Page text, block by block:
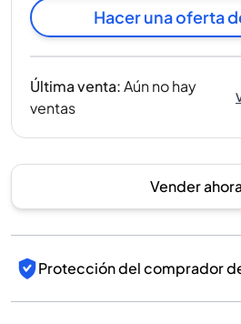
Hacer una oferta
Última venta:Aún no hay
ventas
Vender ahora
Protección del comprador